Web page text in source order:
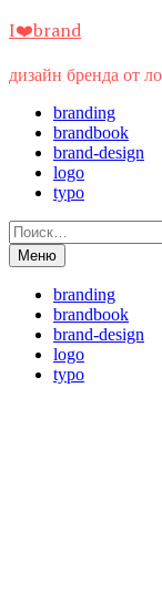
Перейти
содержимому
I❤️brand
дизайн бренда от
branding
brandbook
brand-design
logo
typo
Найти:
Меню
branding
brandbook
brand-design
logo
typo